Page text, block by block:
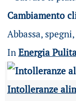
Cambiamento
Abbassa,
In Energia
Intolleranze